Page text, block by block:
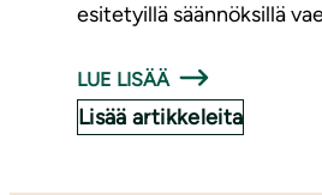
esitetyillä säännöksillä
LUE LISÄÄ
Lisää artikkeleita